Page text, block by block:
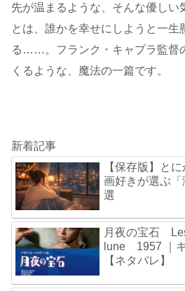
先が温まるような、そんな優しい
とは、誰かを幸せにしようと一生
る……。フランク・キャプラ監督
くるような、魔法の一篇です。
新着記事
【保存版】と
画好きが選ぶ
選
月夜の宝石
lune 1957 ｜
【ネタバレ】